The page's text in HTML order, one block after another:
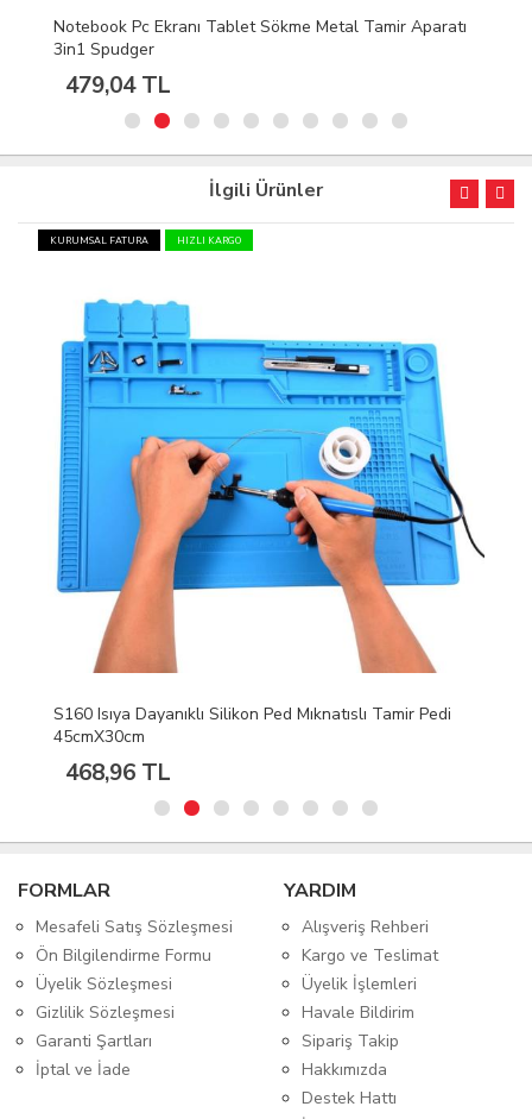
Notebook Pc Ekranı Tablet Sökme Metal Tamir Aparatı
3in1 Spudger
479,04 TL
İlgili Ürünler
KURUMSAL FATURA HIZLI KARGO
S160 Isıya Dayanıklı Silikon Ped Mıknatıslı Tamir Pedi
45cmX30cm
468,96 TL
FORMLAR
Mesafeli Satış Sözleşmesi
Ön Bilgilendirme Formu
Üyelik Sözleşmesi
Gizlilik Sözleşmesi
Garanti Şartları
İptal ve İade
YARDIM
Alışveriş Rehberi
Kargo ve Teslimat
Üyelik İşlemleri
Havale Bildirim
Sipariş Takip
Hakkımızda
Destek Hattı